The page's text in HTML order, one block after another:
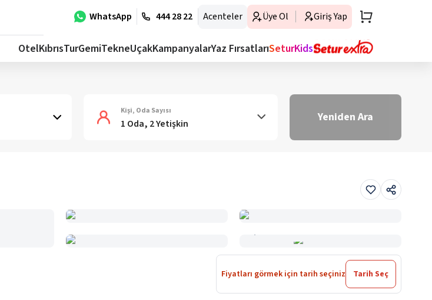
WhatsApp 444 28 22 Acenteler Üye Ol Giriş Yap
OtelKıbrısTurGemiTekneUçakKampanyalarYaz FırsatlarıSeturKids
Kişi, Oda Sayısı
1 Oda, 2 Yetişkin Yeniden Ara
Fiyatları görmek için tarih seçiniz Tarih Seç